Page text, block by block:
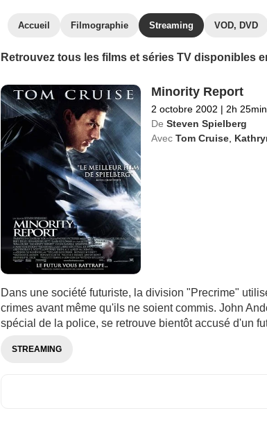
Accueil Filmographie Streaming VOD, DVD
Retrouvez tous les films et séries TV disponibles
Minority Report
2 octobre 2002 | 2h 25min
De Steven Spielberg
Avec Tom Cruise,
Dans une société futuriste, la division "Precrime"
crimes avant même qu'ils ne soient commis. John
spécial de la police, se retrouve bientôt accusé d'un
STREAMING